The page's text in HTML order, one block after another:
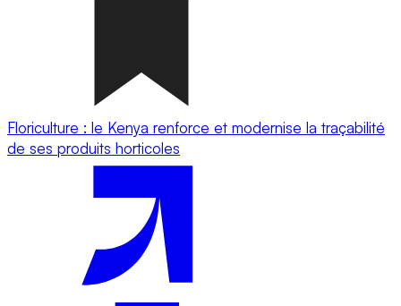
Floriculture : le Kenya renforce et modernise la traçabilité
de ses produits horticoles